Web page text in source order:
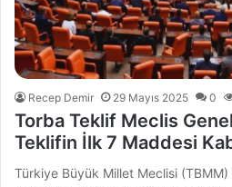
Recep Demir 29 Mayıs 2025 0
Torba Teklif Meclis
Teklifin İlk 7 Maddesi
Türkiye Büyük Millet Meclisi (TBMM)